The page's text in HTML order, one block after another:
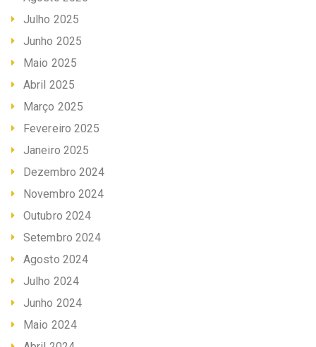
Julho 2025
Junho 2025
Maio 2025
Abril 2025
Março 2025
Fevereiro 2025
Janeiro 2025
Dezembro 2024
Novembro 2024
Outubro 2024
Setembro 2024
Agosto 2024
Julho 2024
Junho 2024
Maio 2024